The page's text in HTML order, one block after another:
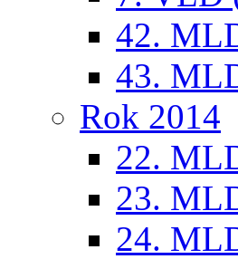
42.
43.
Rok 2014
22.
23.
24.